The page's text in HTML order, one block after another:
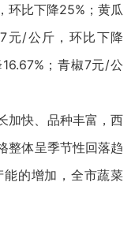
环比下降25%；黄瓜
元/公斤，环比下降
；青椒7元/公
加快、品种丰富，西
整体呈季节性回落趋
的增加，全市蔬菜